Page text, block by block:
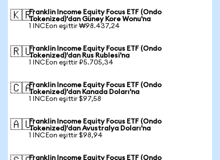
🇰🇷Franklin Income Equity Focus ETF (Ondo
Tokenized)'dan Güney Kore Wonu'na
1 INCEon eşittir ₩98.437,24
🇷🇺Franklin Income Equity Focus ETF (Ondo
Tokenized)'dan Rus Rublesi'na
1 INCEon eşittir ₽5.705,34
🇨🇦Franklin Income Equity Focus ETF (Ondo
Tokenized)'dan Kanada Doları'na
1 INCEon eşittir $97,58
🇦🇺Franklin Income Equity Focus ETF (Ondo
Tokenized)'dan Avustralya Doları'na
1 INCEon eşittir $98,94
Franklin Income Equity Focus ETF (Ondo